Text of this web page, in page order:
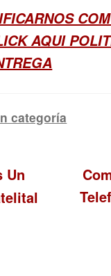
AQUI
categoría
Un